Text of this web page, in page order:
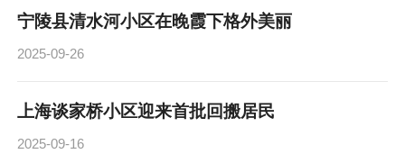
宁陵县清水河小区在晚霞下格外美丽
2025-09-26
上海谈家桥小区迎来首批回搬居民
2025-09-16